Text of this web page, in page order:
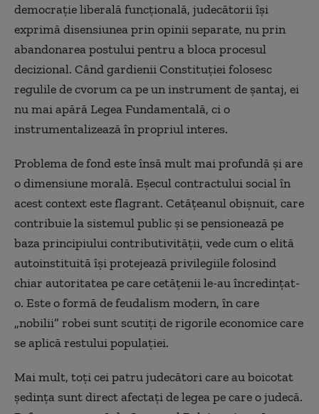
democrație liberală funcțională, judecătorii își
exprimă disensiunea prin opinii separate, nu prin
abandonarea postului pentru a bloca procesul
decizional. Când gardienii Constituției folosesc
regulile de cvorum ca pe un instrument de șantaj, ei
nu mai apără Legea Fundamentală, ci o
instrumentalizează în propriul interes.
Problema de fond este însă mult mai profundă și are
o dimensiune morală. Eșecul contractului social în
acest context este flagrant. Cetățeanul obișnuit, care
contribuie la sistemul public și se pensionează pe
baza principiului contributivității, vede cum o elită
autoinstituită își protejează privilegiile folosind
chiar autoritatea pe care cetățenii le-au încredințat-
o. Este o formă de feudalism modern, în care
„nobilii” robei sunt scutiți de rigorile economice care
se aplică restului populației.
Mai mult, toți cei patru judecători care au boicotat
ședința sunt direct afectați de legea pe care o judecă.